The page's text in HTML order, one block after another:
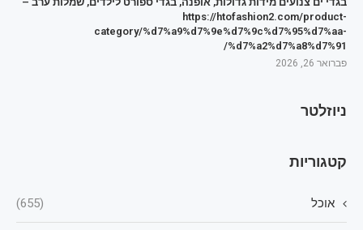
https://htofashion2.com/product-
category/%d7%a9%d7%9e%d7%9c%d7%95%d7%aa-
%d7%a2%d7%a8%d7%91/
פברואר 26, 2026
ניוזלטר
קטגוריות
אוכל (655)